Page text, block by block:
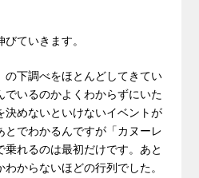
ていきます。
の下調べをほとんどしてきてい
でいるのかよくわからずにいた
決めないといけないイベントが
とでわかるんですが「カヌーレ
乗れるのは最初だけです。あと
からないほどの行列でした。